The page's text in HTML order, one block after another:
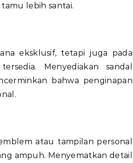
lebih santai.
eksklusif, tetapi juga pada
Menyediakan sandal
bahwa penginapan
atau tampilan personal
ampuh. Menyematkan detail